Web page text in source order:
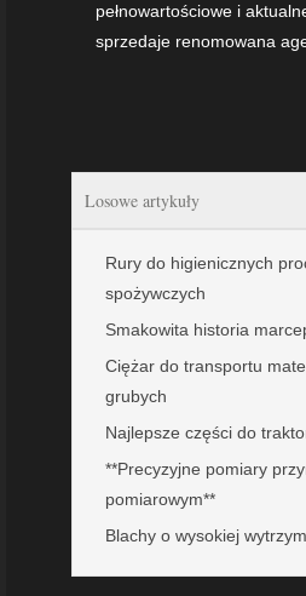
pełnowartościowe i
sprzedaje renomowana
Losowe artykuły
Rury do higienicznych
spożywczych
Smakowita historia
Ciężar do transportu
grubych
Najlepsze części do
**Precyzyjne pomiary
pomiarowym**
Blachy o wysokiej